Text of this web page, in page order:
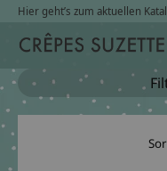
Hier geht’s zum aktuellen